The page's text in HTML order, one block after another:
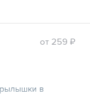
oт 259 ₽
в